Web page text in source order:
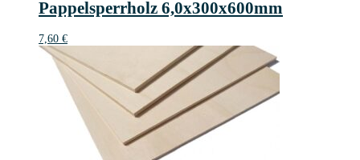
Pappelsperrholz 6,0x300x600mm
7,60 €